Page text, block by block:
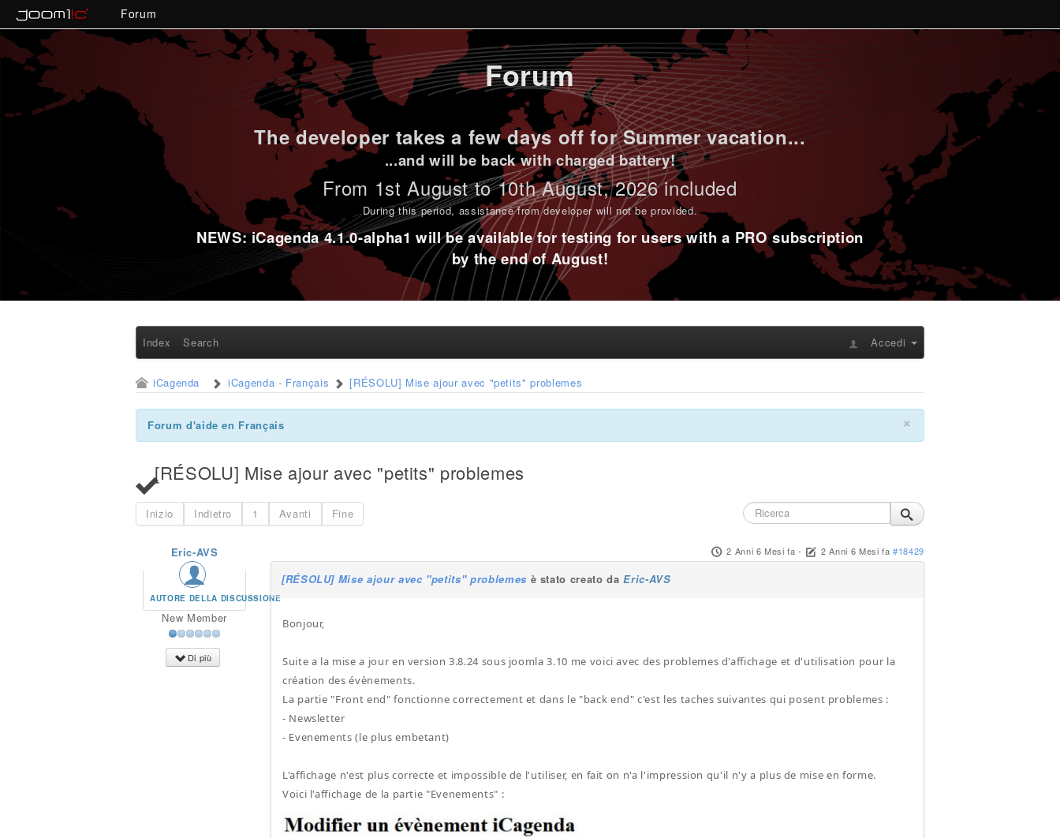
Forum
Forum
The developer takes a few days off for Summer vacation...
...and will be back with charged battery!
From 1st August to 10th August, 2026 included
During this period, assistance from developer will not be provided.
NEWS: iCagenda 4.1.0-alpha1 will be available for testing for users with a PRO subscription
by the end of August!
Index Search Accedi
iCagenda iCagenda - Français [RÉSOLU] Mise ajour avec "petits" problemes
×
Forum d'aide en Français
[RÉSOLU] Mise ajour avec "petits" problemes
Inizio Indietro 1 Avanti Fine
Eric-AVS
AUTORE DELLA DISCUSSIONE
New Member
Di più
2 Anni 6 Mesi fa - 2 Anni 6 Mesi fa #18429
[RÉSOLU] Mise ajour avec "petits" problemes è stato creato daEric-AVS
Bonjour,
Suite a la mise a jour en version 3.8.24 sous joomla 3.10 me voici avec des problemes d'affichage et d'utilisation pour la
création des évènements.
La partie "Front end" fonctionne correctement et dans le "back end" c'est les taches suivantes qui posent problemes :
- Newsletter
- Evenements (le plus embetant)
L'affichage n'est plus correcte et impossible de l'utiliser, en fait on n'a l'impression qu'il n'y a plus de mise en forme.
Voici l'affichage de la partie "Evenements" :